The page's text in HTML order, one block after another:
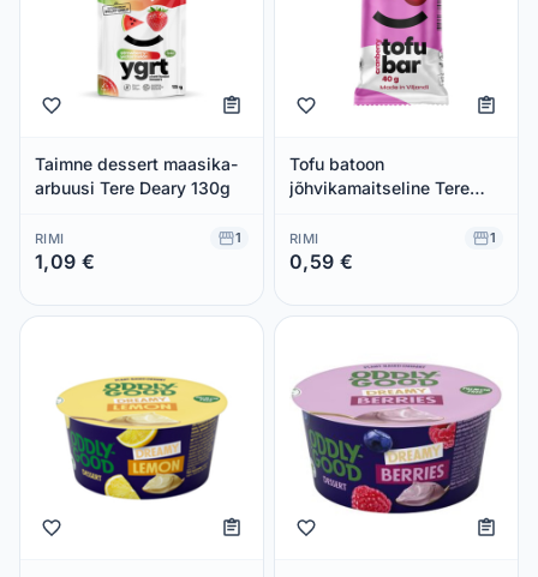
Taimne dessert maasika-
arbuusi Tere Deary 130g
RIMI 1
1,09 €
Tofu batoon
jõhvikamaitseline Tere
RIMI 1
0,59 €